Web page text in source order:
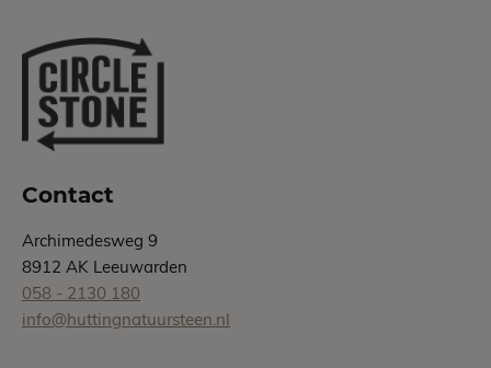
Contact
Archimedesweg 9
8912 AK Leeuwarden
058 - 2130 180
info@huttingnatuursteen.nl